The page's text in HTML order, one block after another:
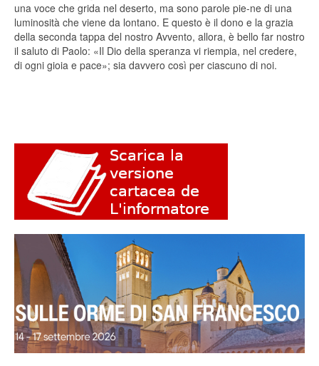
una voce che grida nel deserto, ma sono parole pie-ne di una
luminosità che viene da lontano. E questo è il dono e la grazia
della seconda tappa del nostro Avvento, allora, è bello far nostro
il saluto di Paolo: «Il Dio della speranza vi riempia, nel credere,
di ogni gioia e pace»; sia davvero così per ciascuno di noi.